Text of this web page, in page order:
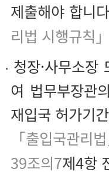
제출해야 합니
리법 시행규칙
청장·사무소
여 법무부장관
재입국 허가기
「출입국관리
39조의7제4항